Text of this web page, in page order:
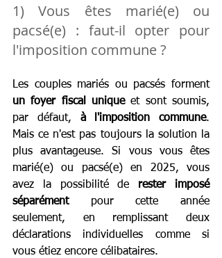
1) Vous êtes marié(e) ou
pacsé(e) : faut-il opter pour
l'imposition commune ?
Les couples mariés ou pacsés forment
un foyer fiscal unique et sont soumis,
par défaut, à l'imposition commune.
Mais ce n'est pas toujours la solution la
plus avantageuse. Si vous vous êtes
marié(e) ou pacsé(e) en 2025, vous
avez la possibilité de rester imposé
séparément pour cette année
seulement, en remplissant deux
déclarations individuelles comme si
vous étiez encore célibataires.